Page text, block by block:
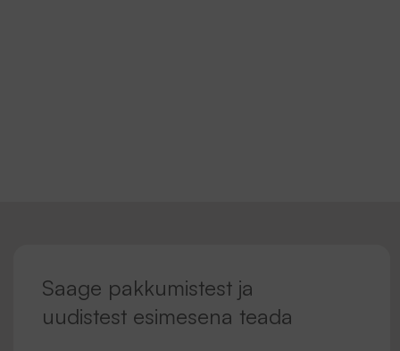
Saage pakkumistest ja
uudistest esimesena teada